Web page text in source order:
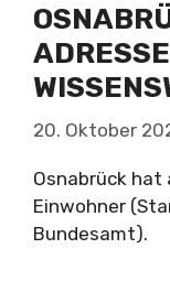
20. Oktober
Osnabrück hat
Einwohner
Bundesamt).